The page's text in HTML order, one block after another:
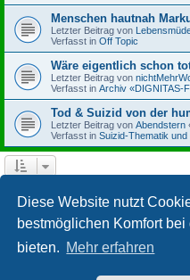
Diese Website nutzt
bestmöglichen Komfort bei
bieten. Mehr erfahren
Menschen hautnah
Letzter Beitrag von
Verfasst in Off Topic
Wäre eigentlich schon
Letzter Beitrag von
Verfasst in Archiv «DIGNITAS-
Tod & Suizid von der
Letzter Beitrag von Abendstern
Verfasst in Suizid-Thematik